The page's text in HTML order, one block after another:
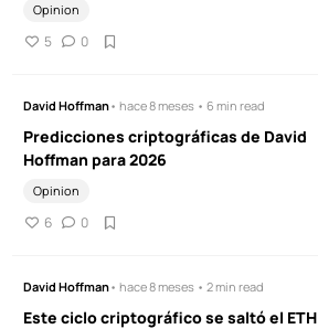
Opinion
5 0
David Hoffman• hace 8 meses • 6 min read
Predicciones criptográficas de David
Hoffman para 2026
Opinion
6 0
David Hoffman• hace 8 meses • 2 min read
Este ciclo criptográfico se saltó el ETH